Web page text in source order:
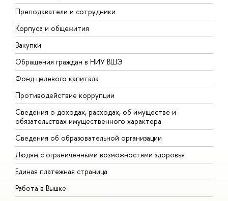
Преподаватели и сотрудники
Корпуса и общежития
Закупки
Обращения граждан в НИУ ВШЭ
Фонд целевого капитала
Противодействие коррупции
Сведения о доходах, расходах, об имуществе и
обязательствах имущественного характера
Сведения об образовательной организации
Людям с ограниченными возможностями здоровья
Единая платежная страница
Работа в Вышке